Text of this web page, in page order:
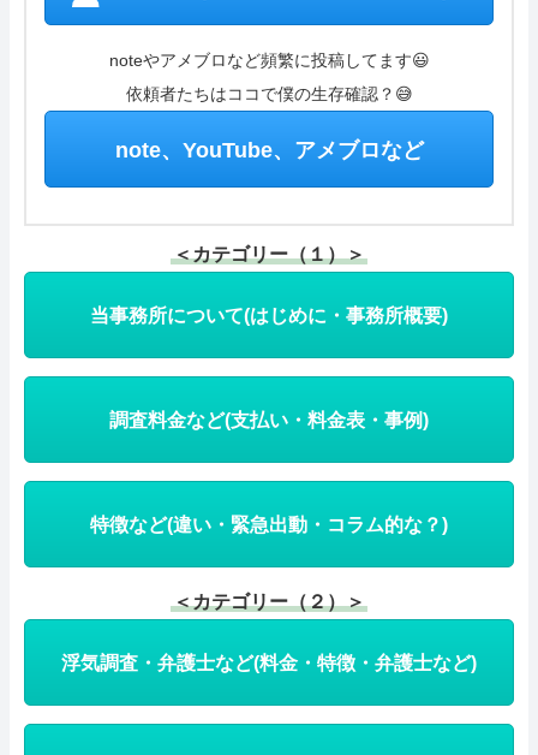
noteやアメブロなど頻繁に投稿してます😃
依頼者たちはココで僕の生存確認？😅
note、YouTube、アメブロなど
＜カテゴリー（１）＞
当事務所について(はじめに・事務所概要)
調査料金など(支払い・料金表・事例)
特徴など(違い・緊急出動・コラム的な？)
＜カテゴリー（２）＞
浮気調査・弁護士など(料金・特徴・弁護士など)